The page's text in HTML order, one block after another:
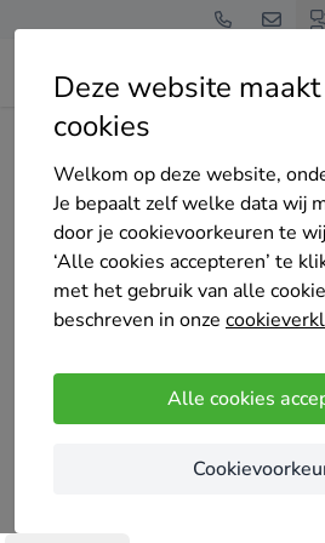
Deze website
cookies
Welkom op deze website,
Je bepaalt zelf welke data wij
door je cookievoorkeuren te
‘Alle cookies accepteren’ te
met het gebruik van alle
beschreven in onze
Alle cookies
Home Bedrijven overzicht
Crepisol
plaatsen van crepi